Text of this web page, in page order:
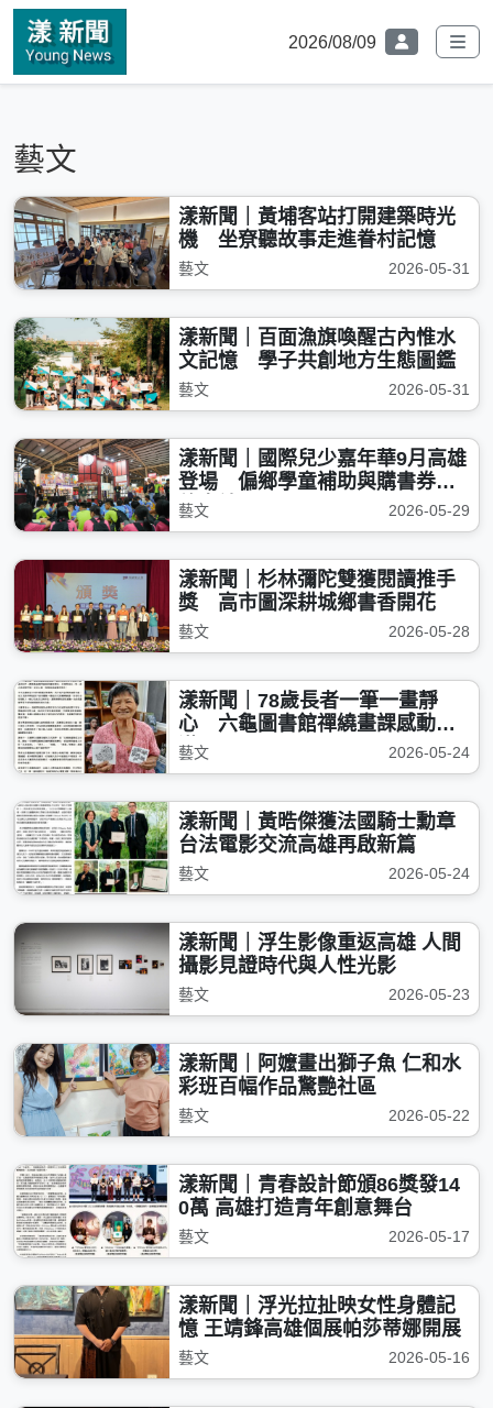
2026/08/09
藝文
漾新聞｜黃埔客站打開建築時光
機 坐尞聽故事走進眷村記憶
藝文 2026-05-31
漾新聞｜百面漁旗喚醒古內惟水
文記憶 學子共創地方生態圖鑑
藝文 2026-05-31
漾新聞｜國際兒少嘉年華9月高雄
登場 偏鄉學童補助與購書券開
放申請
藝文 2026-05-29
漾新聞｜杉林彌陀雙獲閱讀推手
獎 高市圖深耕城鄉書香開花
藝文 2026-05-28
漾新聞｜78歲長者一筆一畫靜
心 六龜圖書館禪繞畫課感動滿
滿
藝文 2026-05-24
漾新聞｜黃晧傑獲法國騎士勳章
台法電影交流高雄再啟新篇
藝文 2026-05-24
漾新聞｜浮生影像重返高雄 人間
攝影見證時代與人性光影
藝文 2026-05-23
漾新聞｜阿嬤畫出獅子魚 仁和水
彩班百幅作品驚艷社區
藝文 2026-05-22
漾新聞｜青春設計節頒86獎發14
0萬 高雄打造青年創意舞台
藝文 2026-05-17
漾新聞｜浮光拉扯映女性身體記
憶 王靖鋒高雄個展帕莎蒂娜開展
藝文 2026-05-16